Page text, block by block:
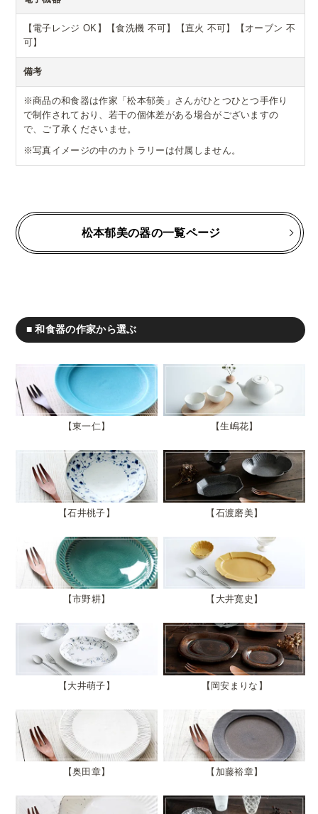
【電子レンジ OK】【食洗機 不可】【直火 不可】【オーブン 不
可】
備考
※商品の和食器は作家「松本郁美」さんがひとつひとつ手作り
で制作されており、若干の個体差がある場合がございますの
で、ご了承くださいませ。
※写真イメージの中のカトラリーは付属しません。
松本郁美の器の一覧ページ
■ 和食器の作家から選ぶ
東一仁 生嶋花
石井桃子 石渡磨美
市野耕 大井寛史
大井萌子 岡安まりな
奥田章 加藤裕章